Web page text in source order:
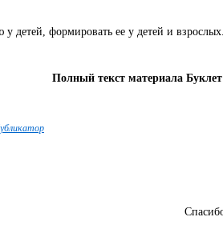
детей, формировать ее у детей и взрослых.
Полный текст материала